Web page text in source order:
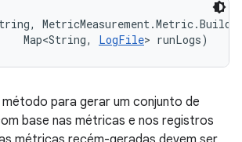
Map<String,
LogFile> runLogs)
para gerar um conjunto de
base nas métricas e nos registros